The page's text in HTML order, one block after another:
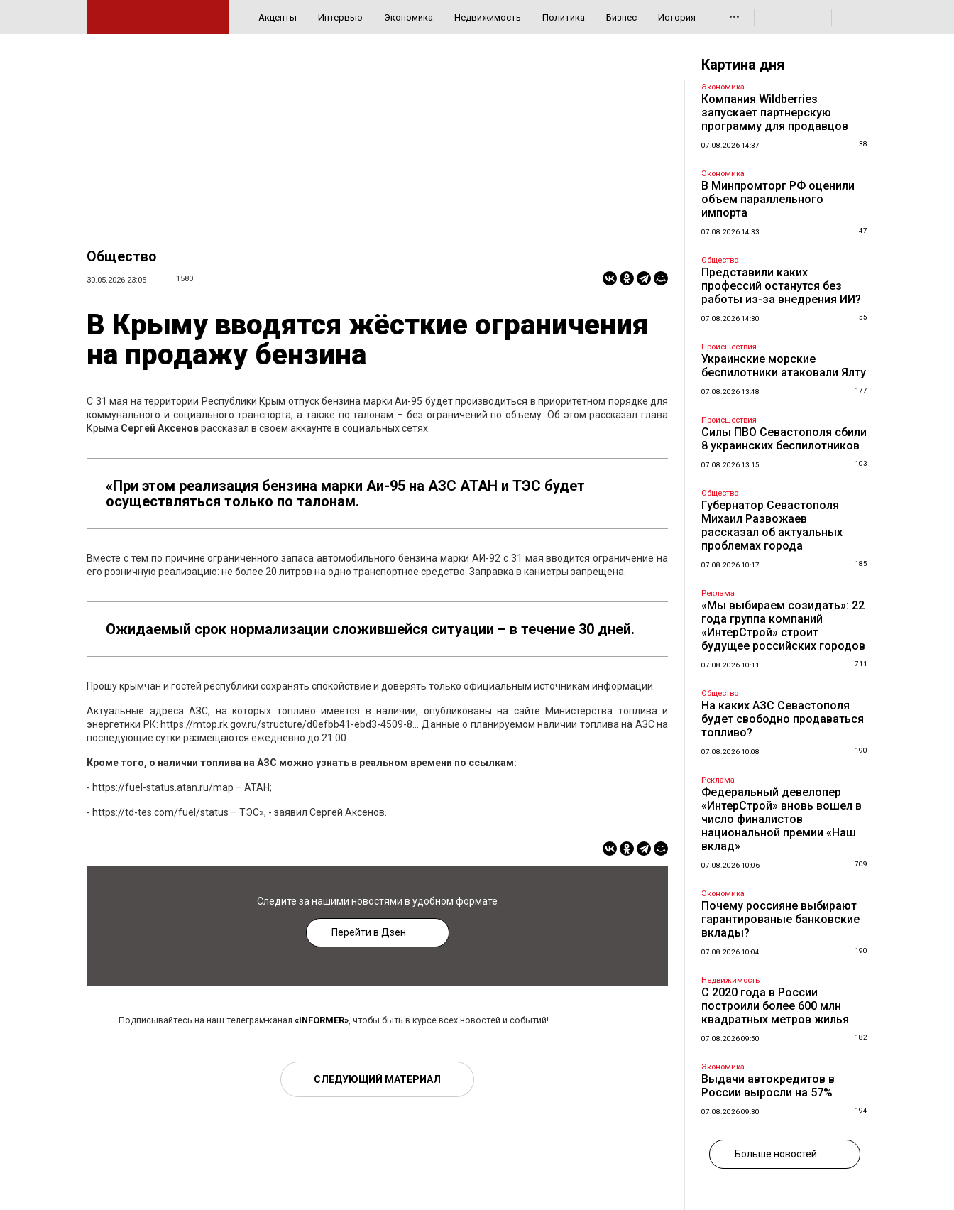
Акценты Интервью Экономика Недвижимость Политика Бизнес История •••
Общество
30.05.2026 23:05 1580
В Крыму вводятся жёсткие ограничения
на продажу бензина
С 31 мая на территории Республики Крым отпуск бензина марки Аи-95 будет производиться в приоритетном порядке для
коммунального и социального транспорта, а также по талонам – без ограничений по объему. Об этом рассказал глава
Крыма Сергей Аксеноврассказал в своем аккаунте в социальных сетях.
«При этом реализация бензина марки Аи-95 на АЗС АТАН и ТЭС будет
осуществляться только по талонам.
Вместе с тем по причине ограниченного запаса автомобильного бензина марки АИ-92 с 31 мая вводится ограничение на
его розничную реализацию: не более 20 литров на одно транспортное средство. Заправка в канистры запрещена.
Ожидаемый срок нормализации сложившейся ситуации – в течение 30 дней.
Прошу крымчан и гостей республики сохранять спокойствие и доверять только официальным источникам информации.
Актуальные адреса АЗС, на которых топливо имеется в наличии, опубликованы на сайте Министерства топлива и
энергетики РК: https://mtop.rk.gov.ru/structure/d0efbb41-ebd3-4509-8... Данные о планируемом наличии топлива на АЗС на
последующие сутки размещаются ежедневно до 21:00.
Кроме того, о наличии топлива на АЗС можно узнать в реальном времени по ссылкам:
- https://fuel-status.atan.ru/map – АТАН;
- https://td-tes.com/fuel/status – ТЭС», - заявил Сергей Аксенов.
Следите за нашими новостями в удобном формате
Перейти в Дзен
Подписывайтесь на наш телеграм-канал «INFORMER», чтобы быть в курсе всех новостей и событий!
СЛЕДУЮЩИЙ МАТЕРИАЛ
Картина дня
Экономика
Компания Wildberries
запускает партнерскую
программу для продавцов
07.08.2026 14:37 38
Экономика
В Минпромторг РФ оценили
объем параллельного
импорта
07.08.2026 14:33 47
Общество
Представили каких
профессий останутся без
работы из-за внедрения ИИ?
07.08.2026 14:30 55
Происшествия
Украинские морские
беспилотники атаковали Ялту
07.08.2026 13:48 177
Происшествия
Силы ПВО Севастополя сбили
8 украинских беспилотников
07.08.2026 13:15 103
Общество
Губернатор Севастополя
Михаил Развожаев
рассказал об актуальных
проблемах города
07.08.2026 10:17 185
Реклама
«Мы выбираем созидать»: 22
года группа компаний
«ИнтерСтрой» строит
будущее российских городов
07.08.2026 10:11 711
Общество
На каких АЗС Севастополя
будет свободно продаваться
топливо?
07.08.2026 10:08 190
Реклама
Федеральный девелопер
«ИнтерСтрой» вновь вошел в
число финалистов
национальной премии «Наш
вклад»
07.08.2026 10:06 709
Экономика
Почему россияне выбирают
гарантированые банковские
вклады?
07.08.2026 10:04 190
Недвижимость
С 2020 года в России
построили более 600 млн
квадратных метров жилья
07.08.2026 09:50 182
Экономика
Выдачи автокредитов в
России выросли на 57%
07.08.2026 09:30 194
Больше новостей